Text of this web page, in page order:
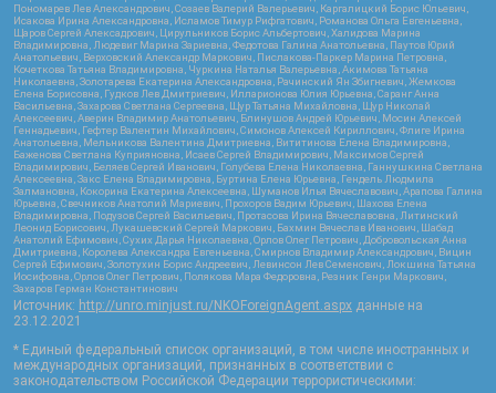
Пономарев Лев Александрович, Созаев Валерий Валерьевич, Каргалицкий Борис Юльевич,
Исакова Ирина Александровна, Исламов Тимур Рифгатович, Романова Ольга Евгеньевна,
Щаров Сергей Алексадрович, Цирульников Борис Альбертович, Халидова Марина
Владимировна, Людевиг Марина Зариевна, Федотова Галина Анатольевна, Паутов Юрий
Анатольевич, Верховский Александр Маркович, Пислакова-Паркер Марина Петровна,
Кочеткова Татьяна Владимировна, Чуркина Наталья Валерьевна, Акимова Татьяна
Николаевна, Золотарева Екатерина Александровна, Рачинский Ян Збигневич, Жемкова
Елена Борисовна, Гудков Лев Дмитриевич, Илларионова Юлия Юрьевна, Саранг Анна
Васильевна, Захарова Светлана Сергеевна, Щур Татьяна Михайловна, Щур Николай
Алексеевич, Аверин Владимир Анатольевич, Блинушов Андрей Юрьевич, Мосин Алексей
Геннадьевич, Гефтер Валентин Михайлович, Симонов Алексей Кириллович, Флиге Ирина
Анатольевна, Мельникова Валентина Дмитриевна, Вититинова Елена Владимировна,
Баженова Светлана Куприяновна, Исаев Сергей Владимирович, Максимов Сергей
Владимирович, Беляев Сергей Иванович, Голубева Елена Николаевна, Ганнушкина Светлана
Алексеевна, Закс Елена Владимировна, Буртина Елена Юрьевна, Гендель Людмила
Залмановна, Кокорина Екатерина Алексеевна, Шуманов Илья Вячеславович, Арапова Галина
Юрьевна, Свечников Анатолий Мариевич, Прохоров Вадим Юрьевич, Шахова Елена
Владимировна, Подузов Сергей Васильевич, Протасова Ирина Вячеславовна, Литинский
Леонид Борисович, Лукашевский Сергей Маркович, Бахмин Вячеслав Иванович, Шабад
Анатолий Ефимович, Сухих Дарья Николаевна, Орлов Олег Петрович, Добровольская Анна
Дмитриевна, Королева Александра Евгеньевна, Смирнов Владимир Александрович, Вицин
Сергей Ефимович, Золотухин Борис Андреевич, Левинсон Лев Семенович, Локшина Татьяна
Иосифовна, Орлов Олег Петрович, Полякова Мара Федоровна, Резник Генри Маркович,
Захаров Герман Константинович
Источник: http://unro.minjust.ru/NKOForeignAgent.aspx данные на
23.12.2021
* Единый федеральный список организаций, в том числе иностранных и
международных организаций, признанных в соответствии с
законодательством Российской Федерации террористическими: